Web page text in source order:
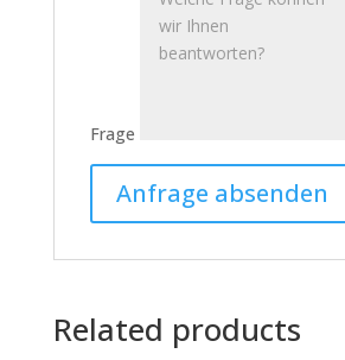
Frage
Related products